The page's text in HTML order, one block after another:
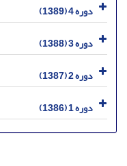
دوره 4 (1389)
دوره 3 (1388)
دوره 2 (1387)
دوره 1 (1386)